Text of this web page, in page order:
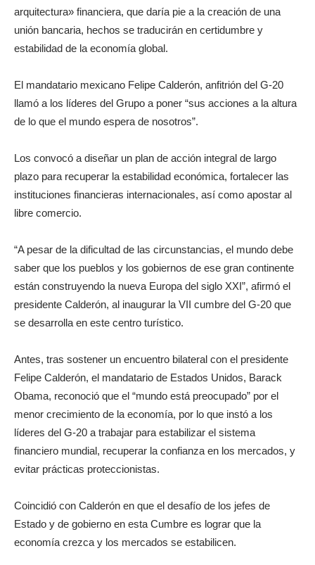
arquitectura» financiera, que daría pie a la creación de una
unión bancaria, hechos se traducirán en certidumbre y
estabilidad de la economía global.
El mandatario mexicano Felipe Calderón, anfitrión del G-20
llamó a los líderes del Grupo a poner “sus acciones a la altura
de lo que el mundo espera de nosotros”.
Los convocó a diseñar un plan de acción integral de largo
plazo para recuperar la estabilidad económica, fortalecer las
instituciones financieras internacionales, así como apostar al
libre comercio.
“A pesar de la dificultad de las circunstancias, el mundo debe
saber que los pueblos y los gobiernos de ese gran continente
están construyendo la nueva Europa del siglo XXI”, afirmó el
presidente Calderón, al inaugurar la VII cumbre del G-20 que
se desarrolla en este centro turístico.
Antes, tras sostener un encuentro bilateral con el presidente
Felipe Calderón, el mandatario de Estados Unidos, Barack
Obama, reconoció que el “mundo está preocupado” por el
menor crecimiento de la economía, por lo que instó a los
líderes del G-20 a trabajar para estabilizar el sistema
financiero mundial, recuperar la confianza en los mercados, y
evitar prácticas proteccionistas.
Coincidió con Calderón en que el desafío de los jefes de
Estado y de gobierno en esta Cumbre es lograr que la
economía crezca y los mercados se estabilicen.